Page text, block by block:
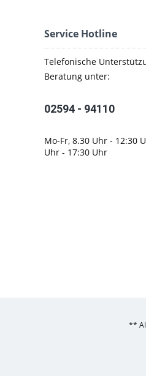
Service Hotline
Telefonische
Beratung unter:
02594 - 94110
Mo-Fr, 8.30 Uhr - 12:30
Uhr - 17:30 Uhr
**